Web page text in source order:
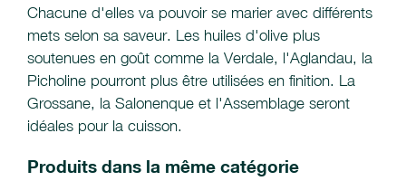
Chacune d'elles va pouvoir se marier avec différents
mets selon sa saveur. Les huiles d'olive plus
soutenues en goût comme la Verdale, l'Aglandau, la
Picholine pourront plus être utilisées en finition. La
Grossane, la Salonenque et l'Assemblage seront
idéales pour la cuisson.
Produits dans la même catégorie